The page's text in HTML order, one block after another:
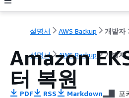
설명서 AWS Backup 개발자
설명서 AWS Backup 개발자
Amazon
터 복원
PDF RSS Markdown 포